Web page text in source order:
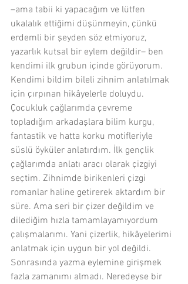
–ama tabii ki yapacağım ve lütfen
ukalalık ettiğimi düşünmeyin, çünkü
erdemli bir şeyden söz etmiyoruz,
yazarlık kutsal bir eylem değildir– ben
kendimi ilk grubun içinde görüyorum.
Kendimi bildim bileli zihnim anlatılmak
için çırpınan hikâyelerle doluydu.
Çocukluk çağlarımda çevreme
topladığım arkadaşlara bilim kurgu,
fantastik ve hatta korku motifleriyle
süslü öyküler anlatırdım. İlk gençlik
çağlarımda anlatı aracı olarak çizgiyi
seçtim. Zihnimde birikenleri çizgi
romanlar haline getirerek aktardım bir
süre. Ama seri bir çizer değildim ve
dilediğim hızla tamamlayamıyordum
çalışmalarımı. Yani çizerlik, hikâyelerimi
anlatmak için uygun bir yol değildi.
Sonrasında yazma eylemine girişmek
fazla zamanımı almadı. Neredeyse bir